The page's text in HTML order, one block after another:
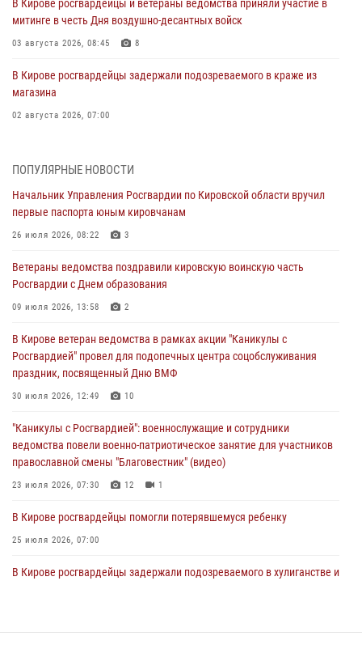
В Кирове росгвардейцы и ветераны ведомства приняли участие в
митинге в честь Дня воздушно-десантных войск
03 августа 2026, 08:45 8
В Кирове росгвардейцы задержали подозреваемого в краже из
магазина
02 августа 2026, 07:00
Российской Федерации
В Росгвардии вспоминают российских воинов, погибших в Первой
мировой войне 1914-1918 годов
В Кирове офицер Росгвардии стал победителем открытого
шахматного турнира
Директор Росгвардии Герой России генерал армии Виктор Золотов
поздравил специалистов подразделений тыла с профессиональным
праздником
ПОПУЛЯРНЫЕ НОВОСТИ
Начальник Управления Росгвардии по Кировской области вручил
первые паспорта юным кировчанам
26 июля 2026, 08:22 3
Ветераны ведомства поздравили кировскую воинскую часть
Росгвардии с Днем образования
09 июля 2026, 13:58 2
В Кирове ветеран ведомства в рамках акции "Каникулы с
Росгвардией" провел для подопечных центра соцобслуживания
праздник, посвященный Дню ВМФ
30 июля 2026, 12:49 10
"Каникулы с Росгвардией": военнослужащие и сотрудники
ведомства повели военно-патриотическое занятие для участников
православной смены "Благовестник" (видео)
23 июля 2026, 07:30 12 1
В Кирове росгвардейцы помогли потерявшемуся ребенку
25 июля 2026, 07:00
В Кирове росгвардейцы задержали подозреваемого в хулиганстве и